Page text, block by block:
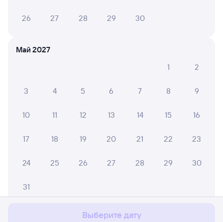
с сайтом.
26 27 28 29 30
Май 2027
1
2
3 4 5 6 7 8 9
10 11 12 13 14 15 16
17 18 19 20 21 22 23
24 25 26 27 28 29 30
31
Выберите дату